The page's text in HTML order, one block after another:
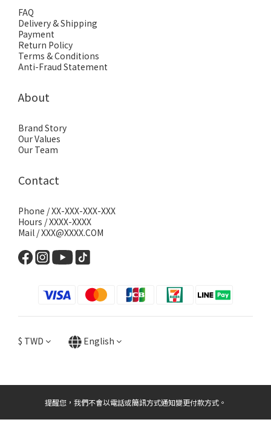
FAQ
Delivery & Shipping
Payment
Return Policy
Terms & Conditions
Anti-Fraud Statement
About
Brand Story
Our Values
Our Team
Contact
Phone / XX-XXX-XXX-XXX
Hours / XXXX-XXXX
Mail / XXX@XXXX.COM
$ TWD English
提醒您，我們不會以電話或簡訊方式通知變更付款方式。